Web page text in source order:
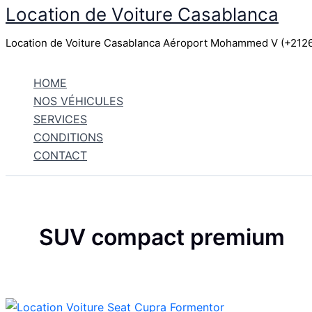
Aller
contenu
Location de Voiture Casablanca
Location de Voiture Casablanca Aéroport Mohammed V
HOME
NOS VÉHICULES
SERVICES
CONDITIONS
CONTACT
SUV compact premium